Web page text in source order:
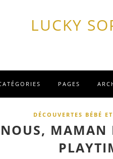
LUCKY
PAGES
DÉCOUVERTES BÉBÉ
MAMAN